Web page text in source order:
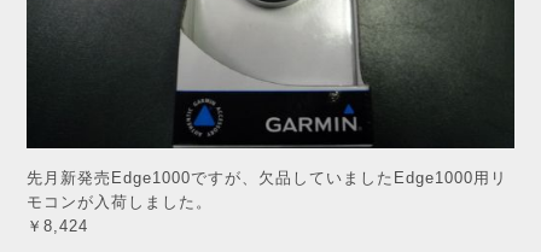
先月新発売Edge1000ですが、欠品していましたEdge1000用リ
モコンが入荷しました。
￥8,424